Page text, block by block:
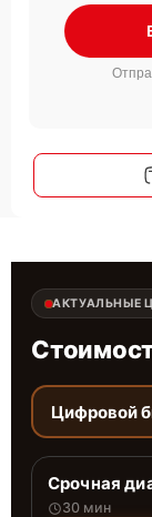
АКТУАЛЬНЫЕ
Цифровой
Срочная
30 мин